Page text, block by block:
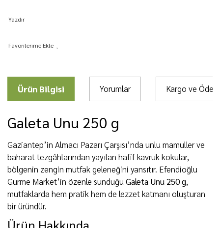
Yazdır
Ürün Bilgisi Yorumlar Kargo ve
Galeta Unu 250 g
Gaziantep’in Almacı Pazarı Çarşısı’nda unlu mamuller ve
baharat tezgâhlarından yayılan hafif kavruk kokular,
bölgenin zengin mutfak geleneğini yansıtır. Efendioğlu
Gurme Market’in özenle sunduğu Galeta Unu 250 g,
mutfaklarda hem pratik hem de lezzet katmanı oluşturan
bir üründür.
Ürün Hakkında